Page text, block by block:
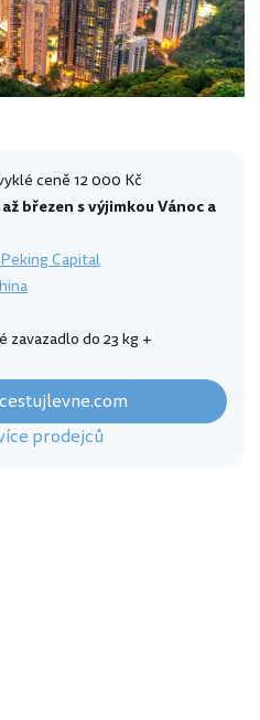
ceně 12 000 Kč
březen s výjimkou Vánoc a
Peking Capital
zavazadlo do 23 kg +
prodejců